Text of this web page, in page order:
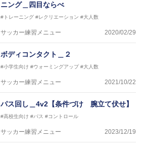
ニング＿四目ならべ
#トレーニング #レクリエーション #大人数
サッカー練習メニュー 2020/02/29
ボディコンタクト＿２
#小学生向け #ウォーミングアップ #大人数
サッカー練習メニュー 2021/10/22
パス回し＿4v2【条件づけ 腕立て伏せ】
#高校生向け #パス #コントロール
サッカー練習メニュー 2023/12/19